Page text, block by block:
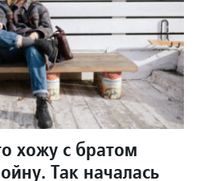
хожу с братом
Так началась